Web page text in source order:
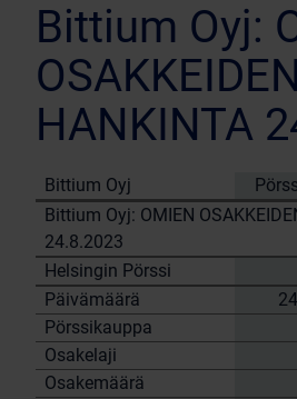
Bittium Oyj:
OSAKKEIDEN
HANKINTA
Bittium Oyj
Bittium Oyj: OMIEN
24.8.2023
Helsingin Pörssi
Päivämäärä
Pörssikauppa
Osakelaji
Osakemäärä